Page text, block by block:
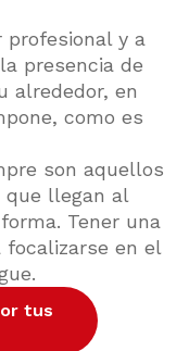
profesional y a
presencia de
alrededor, en
como es
son aquellos
que llegan al
Tener una
focalizarse en el
tus